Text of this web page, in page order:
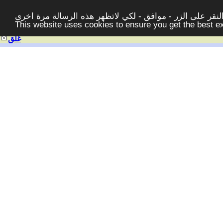
على الزر - موافق - لكي لاتظهر هذه الرسالة مرة اخرى -
This website uses cookies to ensure you get the best
غلق